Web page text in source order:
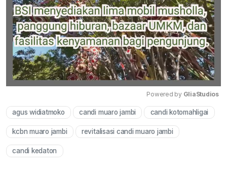
Mute
Powered by GliaStudios
agus widiatmoko candi muaro jambi candi kotomahligai
kcbn muaro jambi revitalisasi candi muaro jambi
candi kedaton